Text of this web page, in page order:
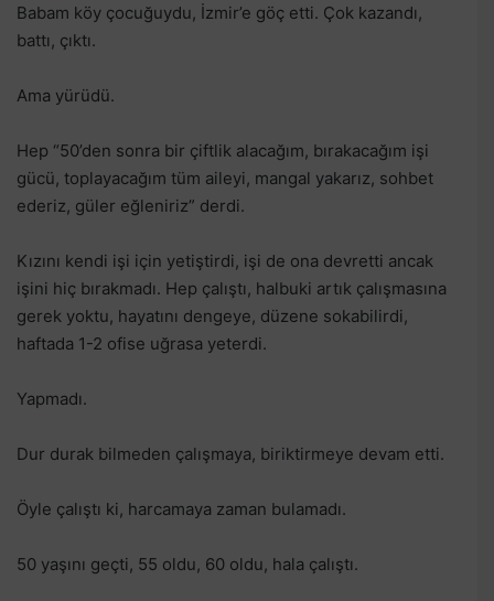
Babam köy çocuğuydu, İzmir’e göç etti. Çok kazandı,
battı, çıktı.
Ama yürüdü.
Hep “50’den sonra bir çiftlik alacağım, bırakacağım işi
gücü, toplayacağım tüm aileyi, mangal yakarız, sohbet
ederiz, güler eğleniriz” derdi.
Kızını kendi işi için yetiştirdi, işi de ona devretti ancak
işini hiç bırakmadı. Hep çalıştı, halbuki artık çalışmasına
gerek yoktu, hayatını dengeye, düzene sokabilirdi,
haftada 1-2 ofise uğrasa yeterdi.
Yapmadı.
Dur durak bilmeden çalışmaya, biriktirmeye devam etti.
Öyle çalıştı ki, harcamaya zaman bulamadı.
50 yaşını geçti, 55 oldu, 60 oldu, hala çalıştı.